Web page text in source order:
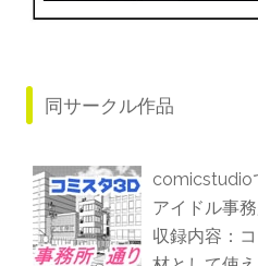
同サークル作品
comicstudio
アイドル事
収録内容：